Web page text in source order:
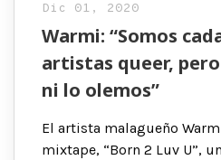
Dic 01, 2020
Warmi: “Somos
artistas queer,
ni lo olemos”
El artista malagueño
mixtape, “Born 2 Luv U”,